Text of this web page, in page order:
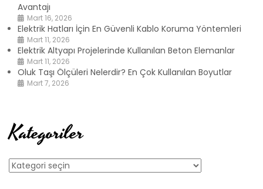
Avantajı
Mart 16, 2026
Elektrik Hatları İçin En Güvenli Kablo Koruma Yöntemleri
Mart 11, 2026
Elektrik Altyapı Projelerinde Kullanılan Beton Elemanlar
Mart 11, 2026
Oluk Taşı Ölçüleri Nelerdir? En Çok Kullanılan Boyutlar
Mart 7, 2026
Kategoriler
Kategoriler